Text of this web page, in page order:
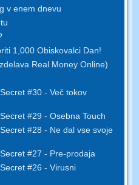
v enem dnevu
1,000 Obiskovalci Dan!
Real Money Online)
#30 - Več tokov
#29 - Osebna Touch
#28 - Ne dal vse svoje
#27 - Pre-prodaja
#26 - Virusni